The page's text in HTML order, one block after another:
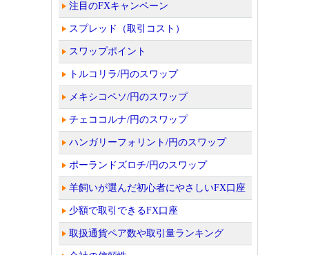
注目のFXキャンペーン
スプレッド（取引コスト）
スワップポイント
トルコリラ/円のスワップ
メキシコペソ/円のスワップ
チェココルナ/円のスワップ
ハンガリーフォリント/円のスワップ
ポーランドズロチ/円のスワップ
羊飼いが選んだ初心者にやさしいFX口座
少額で取引できるFX口座
取扱通貨ペア数や取引量ランキング